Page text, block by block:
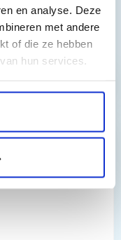
en analyse. Deze
met andere
of die ze hebben
hun services.